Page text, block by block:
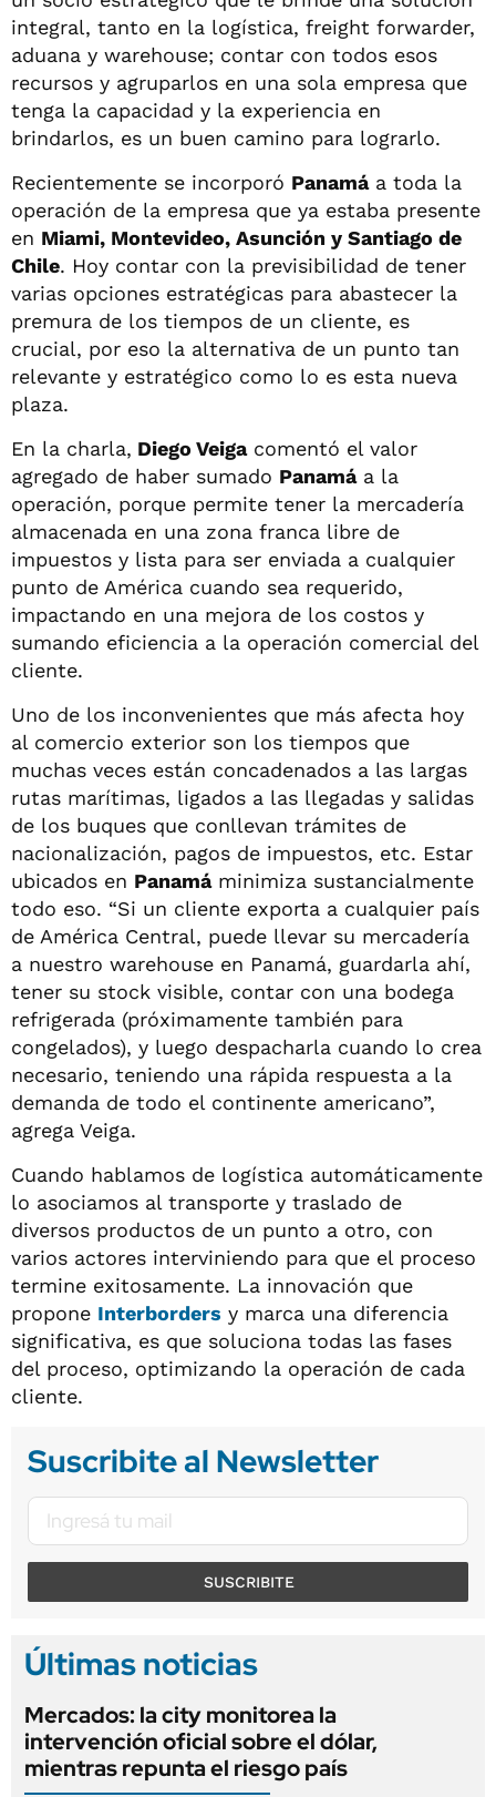
integral, tanto en la logística, freight forwarder,
aduana y warehouse; contar con todos esos
recursos y agruparlos en una sola empresa que
tenga la capacidad y la experiencia en
brindarlos, es un buen camino para lograrlo.
Recientemente se incorporó Panamáa toda la
operación de la empresa que ya estaba presente
en Miami, Montevideo, Asunción y Santiago de
Chile. Hoy contar con la previsibilidad de tener
varias opciones estratégicas para abastecer la
premura de los tiempos de un cliente, es
crucial, por eso la alternativa de un punto tan
relevante y estratégico como lo es esta nueva
plaza.
En la charla, Diego Veigacomentó el valor
agregado de haber sumado Panamáa la
operación, porque permite tener la mercadería
almacenada en una zona franca libre de
impuestos y lista para ser enviada a cualquier
punto de América cuando sea requerido,
impactando en una mejora de los costos y
sumando eficiencia a la operación comercial del
cliente.
Uno de los inconvenientes que más afecta hoy
al comercio exterior son los tiempos que
muchas veces están concadenados a las largas
rutas marítimas, ligados a las llegadas y salidas
de los buques que conllevan trámites de
nacionalización, pagos de impuestos, etc. Estar
ubicados en Panamáminimiza sustancialmente
todo eso. “Si un cliente exporta a cualquier país
de América Central, puede llevar su mercadería
a nuestro warehouse en Panamá, guardarla ahí,
tener su stock visible, contar con una bodega
refrigerada (próximamente también para
congelados), y luego despacharla cuando lo crea
necesario, teniendo una rápida respuesta a la
demanda de todo el continente americano”,
agrega Veiga.
Cuando hablamos de logística automáticamente
lo asociamos al transporte y traslado de
diversos productos de un punto a otro, con
varios actores interviniendo para que el proceso
termine exitosamente. La innovación que
propone Interborders y marca una diferencia
significativa, es que soluciona todas las fases
del proceso, optimizando la operación de cada
cliente.
Suscribite al Newsletter
SUSCRIBITE
Últimas noticias
Mercados: la city monitorea la
intervención oficial sobre el dólar,
mientras repunta el riesgo país